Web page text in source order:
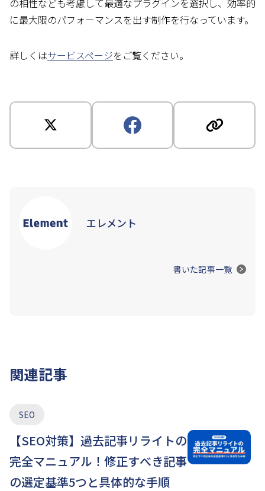
に最大限のパフォーマンスを出す制作を行なっています。
詳しくはサービスページをご覧ください。
エレメント
書いた記事一覧
関連記事
SEO
【SEO対策】過去記事リライトの
完全マニュアル！修正すべき記事
の選定基準5つと具体的な手順